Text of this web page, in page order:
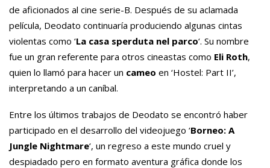
de aficionados al cine serie-B. Después de su aclamada
película, Deodato continuaría produciendo algunas cintas
violentas como ‘La casa sperduta nel parco‘. Su nombre
fue un gran referente para otros cineastas como Eli Roth,
quien lo llamó para hacer un cameo en ‘Hostel: Part II’,
interpretando a un caníbal.
Entre los últimos trabajos de Deodato se encontró haber
participado en el desarrollo del videojuego ‘Borneo: A
Jungle Nightmare‘, un regreso a este mundo cruel y
despiadado pero en formato aventura gráfica donde los